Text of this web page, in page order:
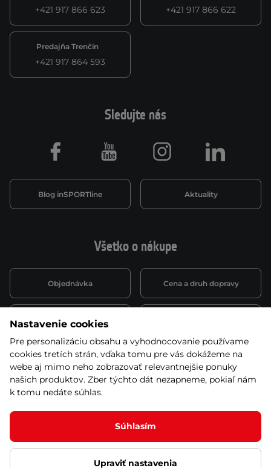
+421 917 866 623 +421 917 866 622
Predajňa Trenčín
+421 917 864 593
Všetko o nákupe
Objednávka Cena a druh dopravy
Spôsob platby
Montáž a servis Reklamácie a záruka
Kariéra
Sledujte nás
Blog inSPORTline Aktuality
Facebook Youtube Instagram LinkedIn
Nastavenie cookies
Pre personalizáciu obsahu a vyhodnocovanie používame
cookies tretích strán, vďaka tomu pre vás dokážeme na
webe aj mimo neho zobrazovať relevantnejšie ponuky
našich produktov. Zber týchto dát nezapneme, pokiaľ nám
k tomu nedáte súhlas.
Súhlasím
Upraviť nastavenia